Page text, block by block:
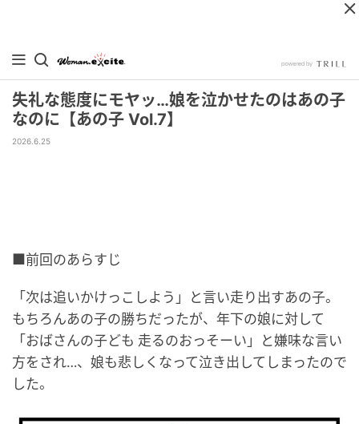
失礼な態度にモヤッ…娘を泣かせたのはあの子
なのに【あの子 Vol.7】
2026.6.25
■前回のあらすじ
「次は追いかけっこしよう」と言い走り出すあの子。
もちろんあの子の勝ちだったが、年下の娘に対して
「おばさんの子ども 走るのおっそーい」と嫌味な言い
方をされ…、娘も悲しくなって泣き出してしまったので
した。